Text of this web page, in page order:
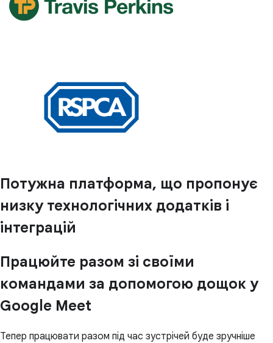
Потужна платформа, що пропонує
низку технологічних додатків і
інтеграцій
Працюйте разом зі своїми
командами за допомогою дощок у
Google Meet
Тепер працювати разом під час зустрічей буде зручніше